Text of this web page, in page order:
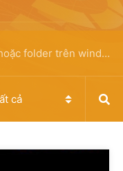
folder trên windows